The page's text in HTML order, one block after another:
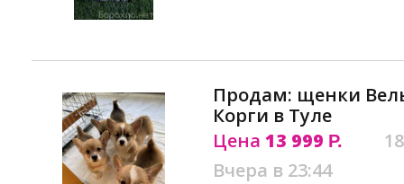
Продам: щенки
Корги в Туле
Цена 13 999 Р.
Вчера в 23:44